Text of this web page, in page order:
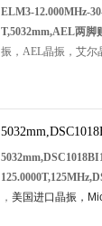
5.0x3.2mm，石英晶
振，无源晶振，石英
SMD晶振。进口晶振
序，高密度应用。
T,5032mm,AEL两
ELM3-12.000MHz-
T,5032mm,AEL两脚
振，AEL晶振，艾尔
围：-40℃至+85℃，
率容差：±30ppm，
晶振尺寸：
振，石英晶体谐振
SMD晶振，无铅环
振荡器
， 美国进口晶振，